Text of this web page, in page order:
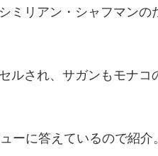
ミリアン・シャフマンの
ルされ、サガンもモナコ
ーに答えているので紹介。